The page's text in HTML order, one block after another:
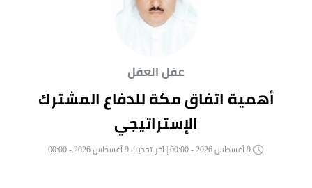
عقل العقل
أهمية اتفاق مكة للدفاع المشترك
الإستراتيجي